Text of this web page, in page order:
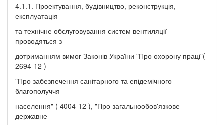
4.1.1. Проектування, будівництво, реконструкція,
експлуатація
та технічне обслуговування систем вентиляції
проводяться з
дотриманням вимог Законів України "Про охорону праці"(
2694-12 )
"Про забезпечення санітарного та епідемічного
благополуччя
населення" ( 4004-12 ), "Про загальнообов'язкове
державне